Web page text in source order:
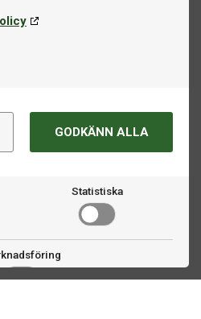
GODKÄNN ALLA
Statistiska